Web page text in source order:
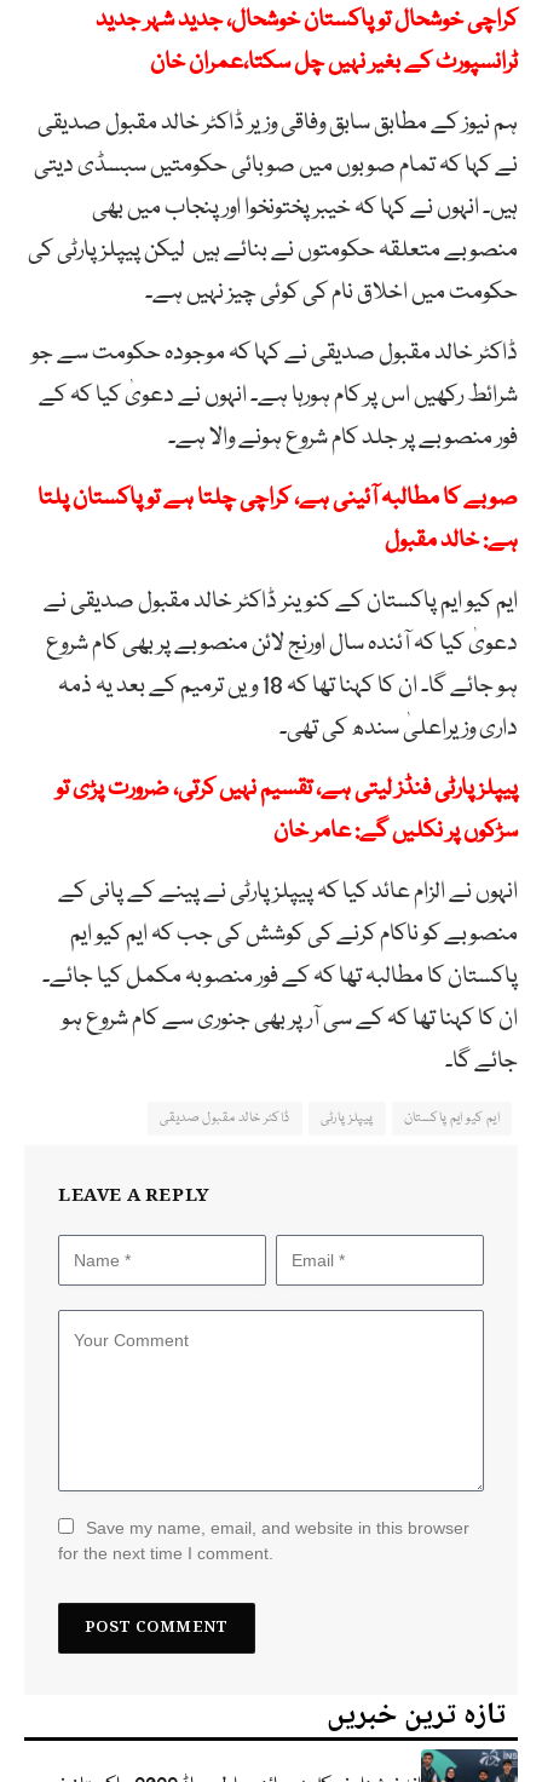
کراچی خوشحال تو پاکستان خوشحال، جدید شہر جدید
ٹرانسپورٹ کے بغیر نہیں چل سکتا،عمران خان
ہم نیوز کے مطابق سابق وفاقی وزیر ڈاکٹر خالد مقبول صدیقی
نے کہا کہ تمام صوبوں میں صوبائی حکومتیں سبسڈی دیتی
ہیں۔ انہوں نے کہا کہ خیبر پختونخوا اور پنجاب میں بھی
منصوبے متعلقہ حکومتوں نے بنائے ہیں لیکن پیپلزپارٹی کی
حکومت میں اخلاق نام کی کوئی چیز نہیں ہے۔
ڈاکٹر خالد مقبول صدیقی نے کہا کہ موجودہ حکومت سے جو
شرائط رکھیں اس پر کام ہورہا ہے۔ انہوں نے دعویٰ کیا کہ کے
فور منصوبے پر جلد کام شروع ہونے والا ہے۔
صوبے کا مطالبہ آئینی ہے، کراچی چلتا ہے تو پاکستان پلتا
ہے: خالد مقبول
ایم کیو ایم پاکستان کے کنوینر ڈاکٹر خالد مقبول صدیقی نے
دعویٰ کیا کہ آئندہ سال اورنج لائن منصوبے پر بھی کام شروع
ہو جائے گا۔ ان کا کہنا تھا کہ 18 ویں ترمیم کے بعد یہ ذمہ
داری وزیراعلیٰ سندھ کی تھی۔
پیپلزپارٹی فنڈز لیتی ہے، تقسیم نہیں کرتی، ضرورت پڑی تو
سڑکوں پر نکلیں گے: عامر خان
انہوں نے الزام عائد کیا کہ پیپلزپارٹی نے پینے کے پانی کے
منصوبے کو ناکام کرنے کی کوشش کی جب کہ ایم کیو ایم
پاکستان کا مطالبہ تھا کہ کے فور منصوبہ مکمل کیا جائے۔
ان کا کہنا تھا کہ کے سی آر پر بھی جنوری سے کام شروع ہو
جائے گا۔
ایم کیو ایم پاکستان پیپلزپارٹی ڈاکٹر خالد مقبول صدیقی
LEAVE A REPLY
Save my name, email, and website in this browser
for the next time I comment.
تازہ ترین خبریں